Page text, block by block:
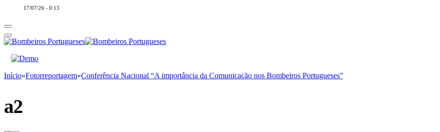
17/07/26 - 0:13
Início»Fotorreportagem»Conferência Nacional “A importância da Comunicação nos Bombeiros Portugueses”
a2